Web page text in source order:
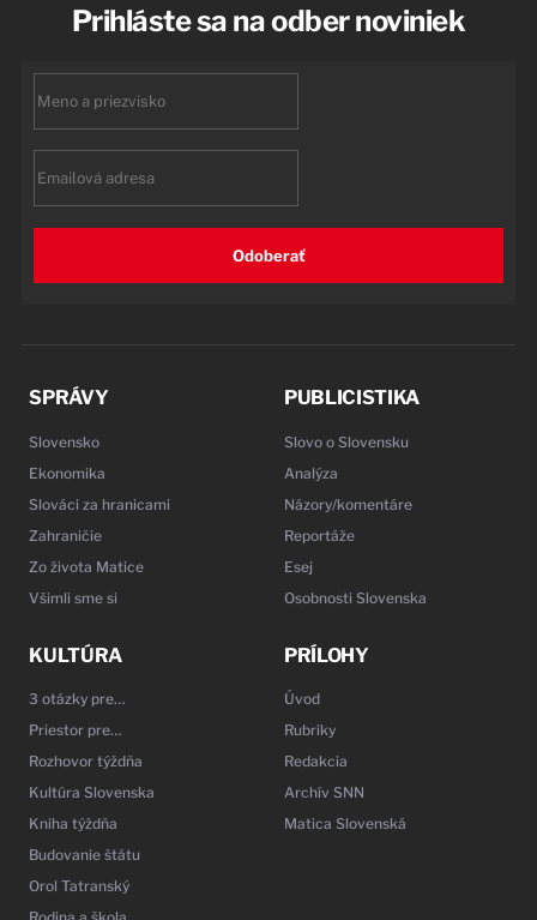
Prihláste sa na odber noviniek
Odoberať
SPRÁVY
Slovensko
Ekonomika
Slováci za hranicami
Zahraničie
Zo života Matice
Všimli sme si
PUBLICISTIKA
Slovo o Slovensku
Analýza
Názory/komentáre
Reportáže
Esej
Osobnosti Slovenska
KULTÚRA
3 otázky pre…
Priestor pre…
Rozhovor týždňa
Kultúra Slovenska
Kniha týždňa
Budovanie štátu
Orol Tatranský
PRÍLOHY
Úvod
Rubriky
Redakcia
Archív SNN
Matica Slovenská